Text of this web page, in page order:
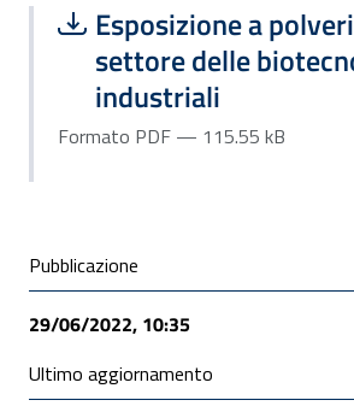
Scarica file:
Esposizione a
settore delle
industriali
Formato PDF —
Formato PDF — 115.55 kB
Condivisione social
Pubblicazione
29/06/2022, 10:35
Ultimo aggiornamento